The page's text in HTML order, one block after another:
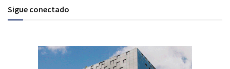
Sigue conectado